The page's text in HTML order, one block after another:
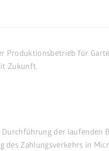
Produktionsbetrieb für
Zukunft.
Durchführung der laufenden
des Zahlungsverkehrs in